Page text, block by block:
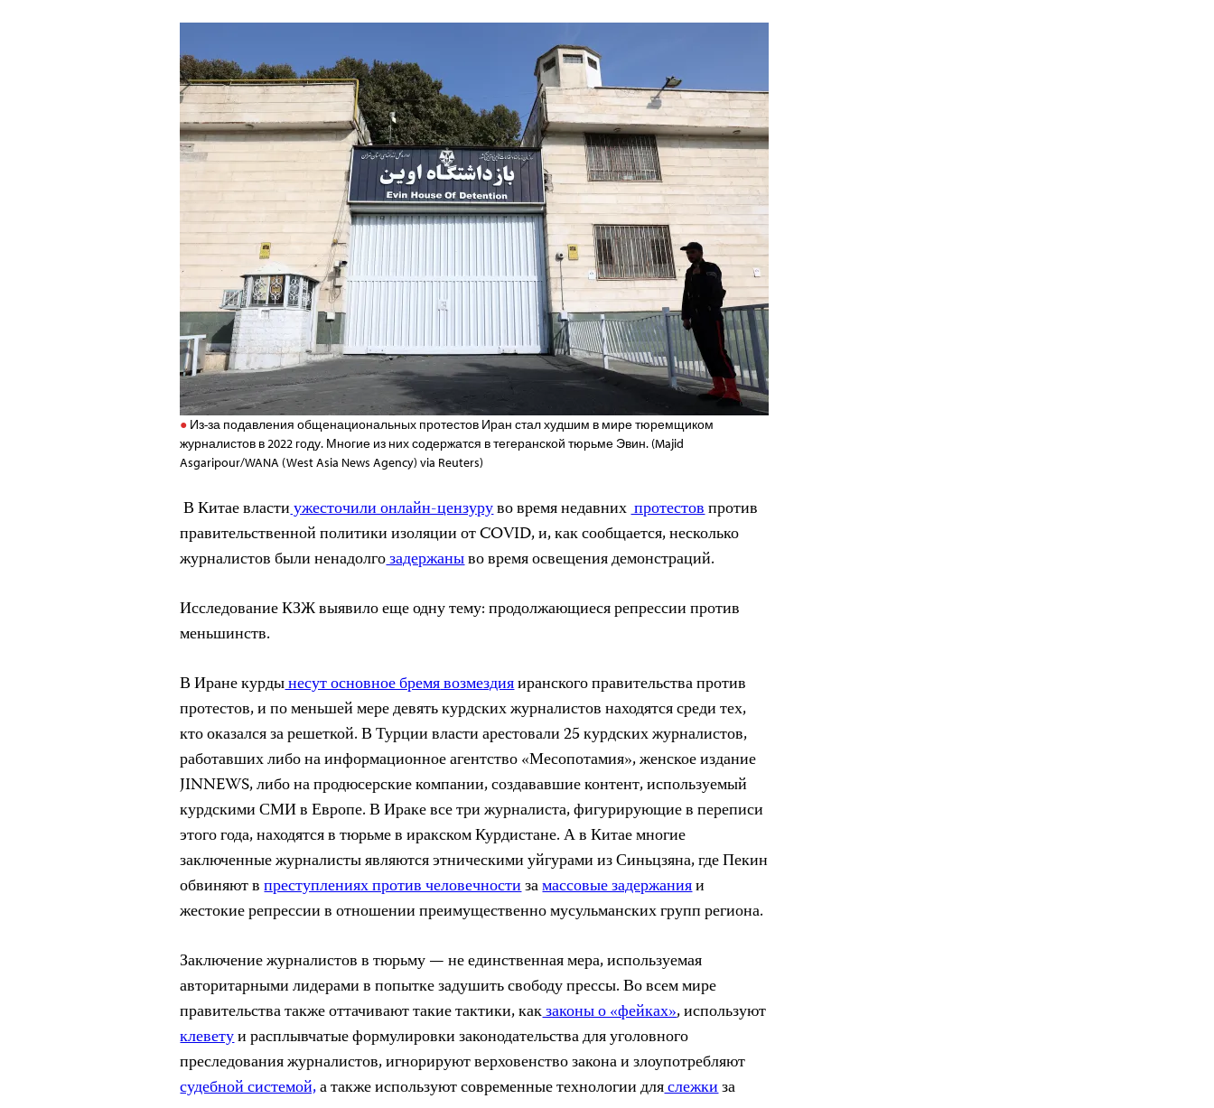
Из-за подавления общенациональных протестов Иран стал худшим в мире тюремщиком
журналистов в 2022 году. Многие из них содержатся в тегеранской тюрьме Эвин. (Majid
Asgaripour/WANA (West Asia News Agency) via Reuters)
В Китае властиужесточили онлайн-цензуруво время недавнихпротестовпротив
правительственной политики изоляции от COVID, и, как сообщается, несколько
журналистов были ненадолгозадержаныво время освещения демонстраций.
Исследование КЗЖ выявило еще одну тему: продолжающиеся репрессии против
меньшинств.
В Иране курдынесут основное бремявозмездияиранского правительства против
протестов, и по меньшей мере девять курдских журналистов находятся среди тех,
кто оказался за решеткой. В Турции власти арестовали 25 курдских журналистов,
работавших либо на информационное агентство «Месопотамия», женское издание
JINNEWS, либо на продюсерские компании, создававшие контент, используемый
курдскими СМИ в Европе. В Ираке все три журналиста, фигурирующие в переписи
этого года, находятся в тюрьме в иракском Курдистане. А в Китае многие
заключенные журналисты являются этническими уйгурами из Синьцзяна, где Пекин
обвиняют впреступлениях против человечностизамассовые задержанияи
жестокие репрессии в отношении преимущественно мусульманских групп региона.
Заключение журналистов в тюрьму — не единственная мера, используемая
авторитарными лидерами в попытке задушить свободу прессы. Во всем мире
правительства также оттачивают такие тактики, какзаконы о «фейках», используют
клеветуи расплывчатые формулировки законодательства для уголовного
преследования журналистов, игнорируют верховенство закона и злоупотребляют
судебной системой,а также используют современные технологии дляслежкиза